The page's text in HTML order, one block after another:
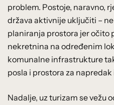
problem. Postoje, naravno,
država aktivnije uključiti –
planiranja prostora jer očito
nekretnina na određenim
komunalne infrastrukture
posla i prostora za
Nadalje, uz turizam se vežu